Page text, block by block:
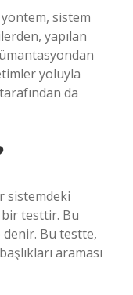
sistem
yapılan
yoluyla
da
sistemdeki
testtir. Bu
Bu testte,
araması